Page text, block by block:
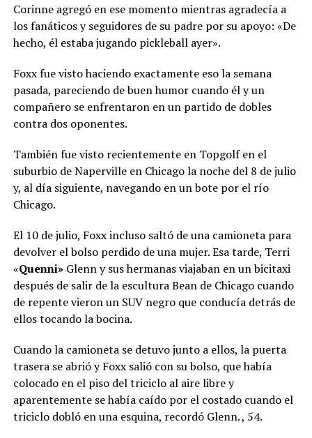
Corinne agregó en ese momento mientras agradecía a
los fanáticos y seguidores de su padre por su apoyo: «De
hecho, él estaba jugando pickleball ayer».
Foxx fue visto haciendo exactamente eso la semana
pasada, pareciendo de buen humor cuando él y un
compañero se enfrentaron en un partido de dobles
contra dos oponentes.
También fue visto recientemente en Topgolf en el
suburbio de Naperville en Chicago la noche del 8 de julio
y, al día siguiente, navegando en un bote por el río
Chicago.
El 10 de julio, Foxx incluso saltó de una camioneta para
devolver el bolso perdido de una mujer. Esa tarde, Terri
«Quenni»Glenn y sus hermanas viajaban en un bicitaxi
después de salir de la escultura Bean de Chicago cuando
de repente vieron un SUV negro que conducía detrás de
ellos tocando la bocina.
Cuando la camioneta se detuvo junto a ellos, la puerta
trasera se abrió y Foxx salió con su bolso, que había
colocado en el piso del triciclo al aire libre y
aparentemente se había caído por el costado cuando el
triciclo dobló en una esquina, recordó Glenn. , 54.